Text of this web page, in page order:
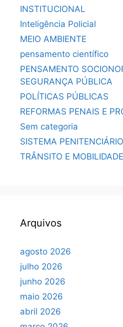
INSTITUCIONAL
Inteligência Policial
MEIO AMBIENTE
pensamento científico
PENSAMENTO
SEGURANÇA PÚBLICA
POLÍTICAS PÚBLICAS
REFORMAS PENAIS E
Sem categoria
SISTEMA PENITENCIÁRIO
TRÂNSITO E MOBILIDADE
Arquivos
agosto 2026
julho 2026
junho 2026
maio 2026
abril 2026